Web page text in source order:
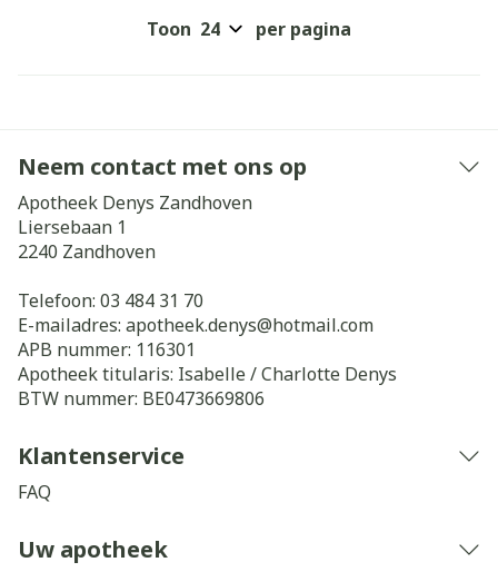
Toon per pagina
Neem contact met ons op
Apotheek Denys Zandhoven
Liersebaan 1
2240 Zandhoven
Telefoon: 03 484 31 70
E-mailadres: apotheek.denys@hotmail.com
APB nummer: 116301
Apotheek titularis: Isabelle / Charlotte Denys
BTW nummer: BE0473669806
Klantenservice
FAQ
Uw apotheek